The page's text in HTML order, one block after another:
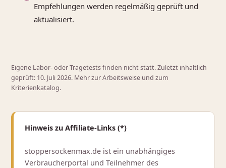
Empfehlungen werden regelmäßig geprüft und
aktualisiert.
Eigene Labor- oder Tragetests finden nicht statt. Zuletzt inhaltlich
geprüft: 10. Juli 2026. Mehr zur Arbeitsweise und zum
Kriterienkatalog.
Hinweis zu Affiliate‑Links (*)
stoppersockenmax.de ist ein unabhängiges
Verbraucherportal und Teilnehmer des